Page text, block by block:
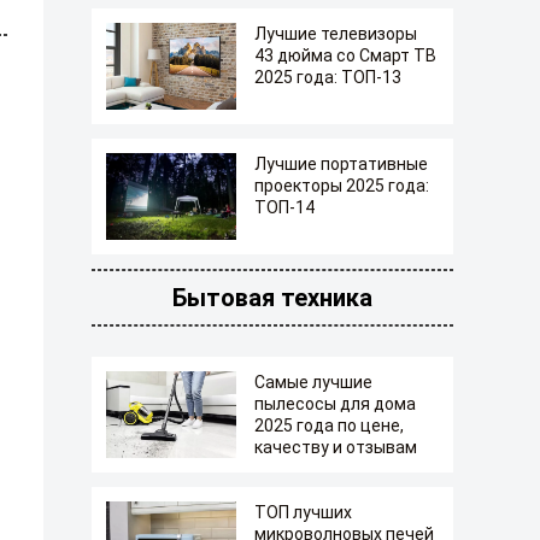
Лучшие телевизоры
43 дюйма со Смарт ТВ
2025 года: ТОП-13
Лучшие портативные
проекторы 2025 года:
ТОП-14
Бытовая техника
Самые лучшие
пылесосы для дома
2025 года по цене,
качеству и отзывам
ТОП лучших
микроволновых печей